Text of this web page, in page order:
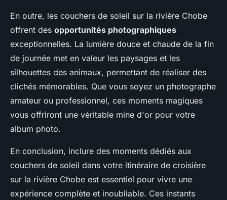
En outre, les couchers de soleil sur la rivière Chobe
offrent des opportunités photographiques
exceptionnelles. La lumière douce et chaude de la fin
de journée met en valeur les paysages et les
silhouettes des animaux, permettant de réaliser des
clichés mémorables. Que vous soyez un photographe
amateur ou professionnel, ces moments magiques
vous offriront une véritable mine d'or pour votre
album photo.
En conclusion, inclure des moments dédiés aux
couchers de soleil dans votre itinéraire de croisière
sur la rivière Chobe est essentiel pour vivre une
expérience complète et inoubliable. Ces instants